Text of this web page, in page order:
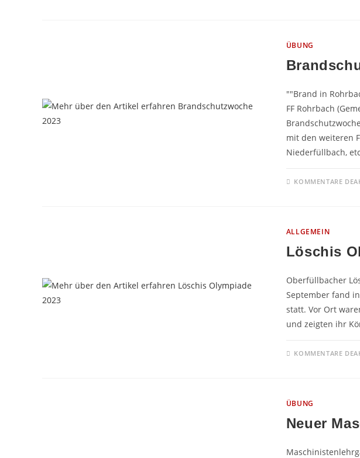
ÜBUNG
""Brand in
FF Rohrbach
mit den weiteren
Niederfüllbach,
KOMMENTARE
ALLGEMEIN
Löschis
Oberfüllbacher
September fand
statt. Vor Ort
und zeigten ihr
KOMMENTARE
ÜBUNG
Neuer